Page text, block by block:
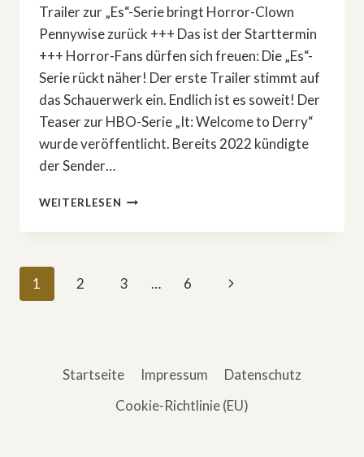
Trailer zur „Es“-Serie bringt Horror-Clown
Pennywise zurück +++ Das ist der Starttermin
+++ Horror-Fans dürfen sich freuen: Die „Es“-
Serie rückt näher! Der erste Trailer stimmt auf
das Schauerwerk ein. Endlich ist es soweit! Der
Teaser zur HBO-Serie „It: Welcome to Derry“
wurde veröffentlicht. Bereits 2022 kündigte
der Sender…
WEITERLESEN DIE
SERIE
1.
Seitennavigation
1 2 3 … 6
Nächste
Startseite Impressum
Datenschutz
Cookie-Richtlinie (EU)